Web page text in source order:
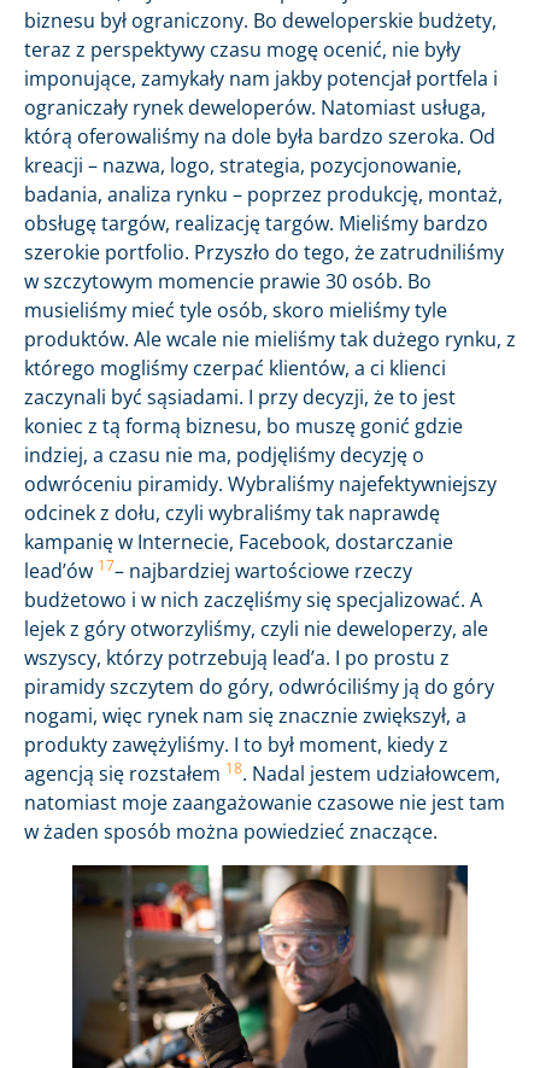
biznesu był ograniczony. Bo deweloperskie budżety,
teraz z perspektywy czasu mogę ocenić, nie były
imponujące, zamykały nam jakby potencjał portfela i
ograniczały rynek deweloperów. Natomiast usługa,
którą oferowaliśmy na dole była bardzo szeroka. Od
kreacji – nazwa, logo, strategia, pozycjonowanie,
badania, analiza rynku – poprzez produkcję, montaż,
obsługę targów, realizację targów. Mieliśmy bardzo
szerokie portfolio. Przyszło do tego, że zatrudniliśmy
w szczytowym momencie prawie 30 osób. Bo
musieliśmy mieć tyle osób, skoro mieliśmy tyle
produktów. Ale wcale nie mieliśmy tak dużego rynku, z
którego mogliśmy czerpać klientów, a ci klienci
zaczynali być sąsiadami. I przy decyzji, że to jest
koniec z tą formą biznesu, bo muszę gonić gdzie
indziej, a czasu nie ma, podjęliśmy decyzję o
odwróceniu piramidy. Wybraliśmy najefektywniejszy
odcinek z dołu, czyli wybraliśmy tak naprawdę
kampanię w Internecie, Facebook, dostarczanie
lead’ów 17– najbardziej wartościowe rzeczy
budżetowo i w nich zaczęliśmy się specjalizować. A
lejek z góry otworzyliśmy, czyli nie deweloperzy, ale
wszyscy, którzy potrzebują lead’a. I po prostu z
piramidy szczytem do góry, odwróciliśmy ją do góry
nogami, więc rynek nam się znacznie zwiększył, a
produkty zawężyliśmy. I to był moment, kiedy z
agencją się rozstałem 18. Nadal jestem udziałowcem,
natomiast moje zaangażowanie czasowe nie jest tam
w żaden sposób można powiedzieć znaczące.